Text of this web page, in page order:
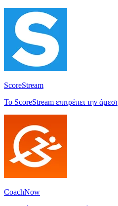
ScoreStream
Το ScoreStream επιτρέπει την
CoachNow